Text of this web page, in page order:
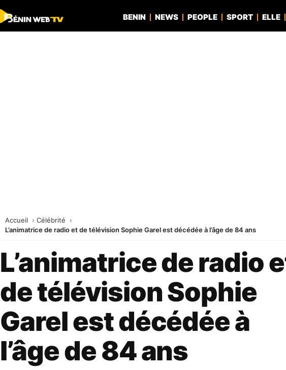
BENIN NEWS PEOPLE SPORT ELLE
Accueil
Célébrité
L’animatrice de radio et de télévision Sophie Garel est décédée à l’âge de 84 ans
L’animatrice de radio
de télévision Sophie
Garel est décédée à
l’âge de 84 ans